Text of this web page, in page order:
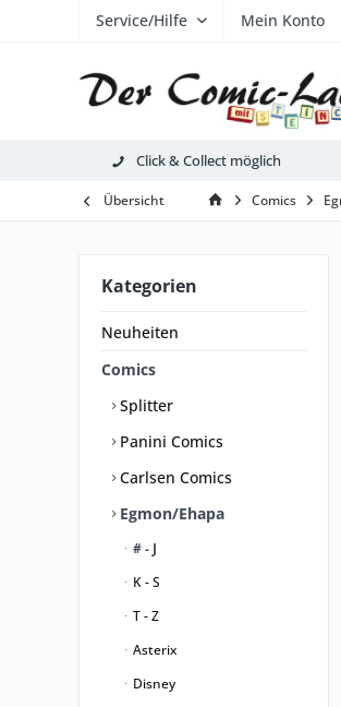
Service/Hilfe Mein Konto
Click & Collect möglich
Übersicht Comics
Kategorien
Neuheiten
Comics
Splitter
Panini Comics
Carlsen Comics
Egmon/Ehapa
# - J
K - S
T - Z
Asterix
Disney